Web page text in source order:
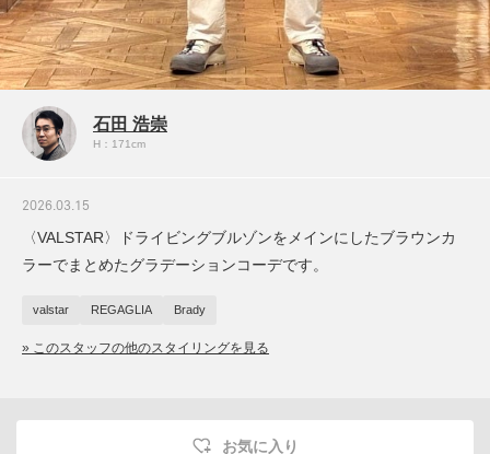
石田 浩崇
H：171cm
2026.03.15
〈VALSTAR〉ドライビングブルゾンをメインにしたブラウンカ
ラーでまとめたグラデーションコーデです。
valstar REGAGLIA Brady
» このスタッフの他のスタイリングを見る
お気に入り